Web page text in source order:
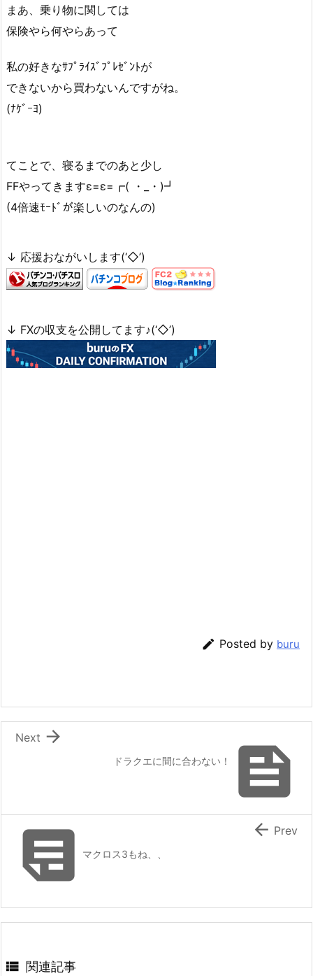
まあ、乗り物に関しては
保険やら何やらあって
私の好きなｻﾌﾟﾗｲｽﾞﾌﾟﾚｾﾞﾝﾄが
できないから買わないんですがね。
(ﾅｹﾞｰﾖ)
てことで、寝るまでのあと少し
FFやってきますε=ε=┏( ・_・)┛
(4倍速ﾓｰﾄﾞが楽しいのなんの)
↓ 応援おながいします(‘◇’)ゞ
↓ FXの収支を公開してます♪(‘◇’)ゞ
 Posted by buru

ドラクエに間に合わない！

Next
マクロス3もね、、
 Prev
 関連記事